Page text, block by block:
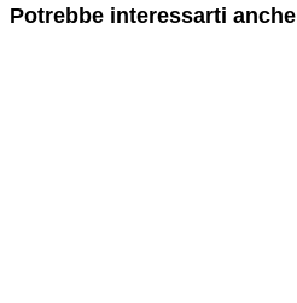
Potrebbe interessarti anche